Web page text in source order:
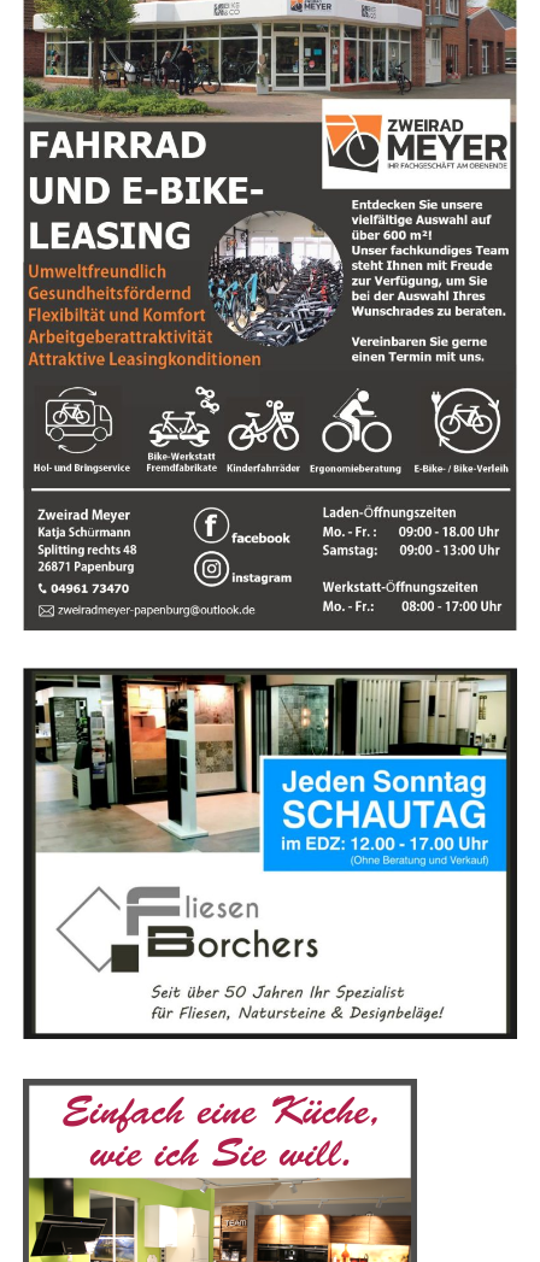
nach Abschluss der Unter­su­chung vernichtet.
Die­se län­der­über­grei­fen­de Akti­on unter­streicht ein­mal
mehr die Bedeu­tung derinten­si­ven Zusam­men­ar­beit
zwi­schen den nie­der­län­di­schen und deut­schen Behör­
den. Die schnel­le Reak­ti­on der Ein­satz­kräf­te hat nicht
nur eine poten­zi­ell gefähr­li­che Situa­ti­on abge­wen­det,
son­dern einen wich­ti­gen Bei­trag zur Sicher­heit auf bei­
den Sei­ten der Gren­ze geleistet.
Die Poli­zei­in­spek­ti­on Emsland/Grafschaft Bent­heim
bedankt sich bei allen betei­lig­ten Behör­den und setzt
die Ermitt­lun­gen zurHer­kunft der Feu­er­werks­kör­per
sowie zur
Ver­ant­wort­lich­keit der Täter
Anzeige